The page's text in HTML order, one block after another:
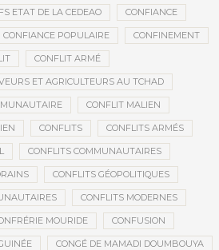
ETAT DE LA CEDEAO CONFIANCE
CONFIANCE POPULAIRE CONFINEMENT
CONFLIT ARMÉ
ET AGRICULTEURS AU TCHAD
CONFLIT MALIEN
CONFLITS CONFLITS ARMÉS
CONFLITS COMMUNAUTAIRES
CONFLITS GÉOPOLITIQUES
CONFLITS MODERNES
MOURIDE CONFUSION
CONGÉ DE MAMADI DOUMBOUYA